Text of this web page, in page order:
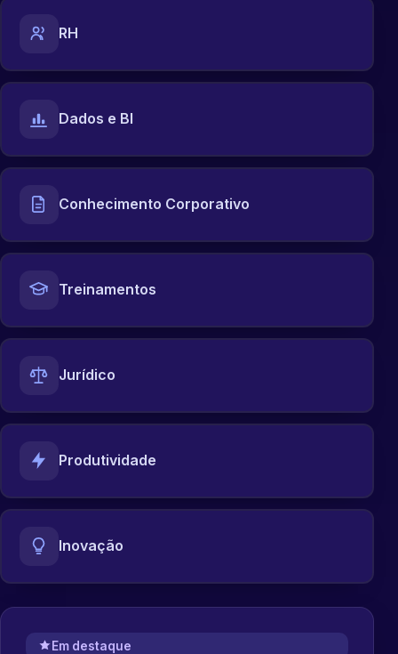
RH
Dados e BI
Conhecimento Corporativo
Treinamentos
Jurídico
Produtividade
Inovação
Em destaque